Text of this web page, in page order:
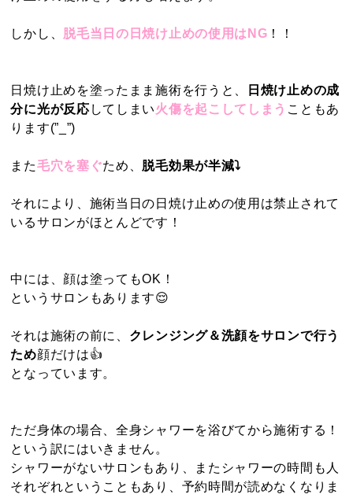
ブライダルプラン ジークラの強み
ビューティーコラム お客様の声
よくある質問
予約方法
土日・祝
しかし、 脱毛当日の日焼け止めの使用はNG ！！
日焼け止めを塗ったまま施術を行うと、
日焼け止めの成
分に光が反応 してしまい火傷を起こしてしまう こともあ
ります(”_”)
また毛穴を塞ぐため、 脱毛効果が半減⤵
それにより、施術当日の日焼け止めの使用は禁止されて
いるサロンがほとんどです！
中には、顔は塗ってもOK！
というサロンもあります😌
それは施術の前に、 クレンジング＆洗顔をサロンで行う
ため顔だけは👍
となっています。
ただ身体の場合、全身シャワーを浴びてから施術する！
という訳にはいきません。
シャワーがないサロンもあり、またシャワーの時間も人
それぞれということもあり、予約時間が読めなくなりま